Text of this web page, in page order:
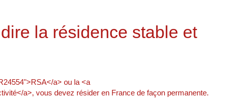
la résidence stable et
a> ou la <a
a>, vous devez résider en France de façon permanente.